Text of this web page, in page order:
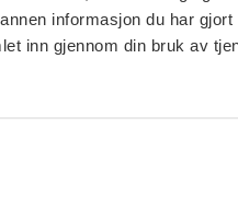
informasjon du har gjort
inn gjennom din bruk av